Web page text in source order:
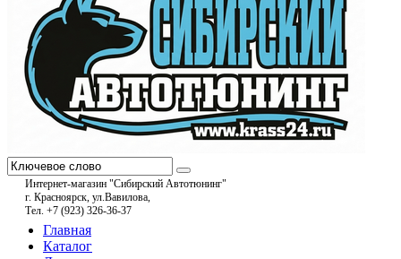
Интернет-магазин "Сибирский Автотюнинг"
г. Красноярск, ул.Вавилова,
Тел. +7 (923) 326-36-37
Главная
Каталог